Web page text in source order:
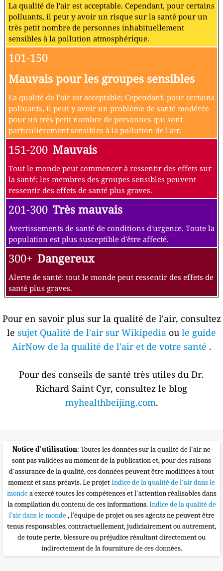
La qualité de l'air est acceptable. Cependant, pour certains
polluants, il peut y avoir un risque sur la santé pour un
très petit nombre de personnes inhabituellement
sensibles à la pollution atmosphérique.
101-150
Mauvais pour les groupes sensibles
La qualité de l'air est acceptable; Cependant, pour certains
polluants, il peut y avoir un problème de santé modérée
pour un très petit nombre de personnes qui sont
particulièrement sensibles à la pollution de l'air.
151-200 Mauvais
Tout le monde peut commencer à ressentir des effets sur
la santé; les membres des groupes sensibles peuvent
ressentir des effets de santé plus graves.
201-300 Très mauvais
Avertissements de santé de conditions d'urgence. Toute la
population est plus susceptible d'être affecté.
300+ Dangereux
Alerte de santé: tout le monde peut ressentir des effets de
santé plus graves.
Pour en savoir plus sur la qualité de l'air, consultez
le sujet Qualité de l'air sur Wikipedia ou le guide
AirNow de la qualité de l'air et de votre santé .
Pour des conseils de santé très utiles du Dr.
Richard Saint Cyr, consultez le blog
myhealthbeijing.com.
Notice d'utilisation: Toutes les données sur la qualité de l'air ne
sont pas validées au moment de la publication et, pour des raisons
d'assurance de la qualité, ces données peuvent être modifiées à tout
moment et sans préavis. Le projetIndice de la qualité de l'air dans le
mondea exercé toutes les compétences et l'attention réalisables dans
la compilation du contenu de ces informations.Indice de la qualité de
l’air dans le monde, l’équipe de projet ou ses agents ne peuvent être
tenus responsables, contractuellement, judiciairement ou autrement,
de toute perte, blessure ou préjudice résultant directement ou
indirectement de la fourniture de ces données.